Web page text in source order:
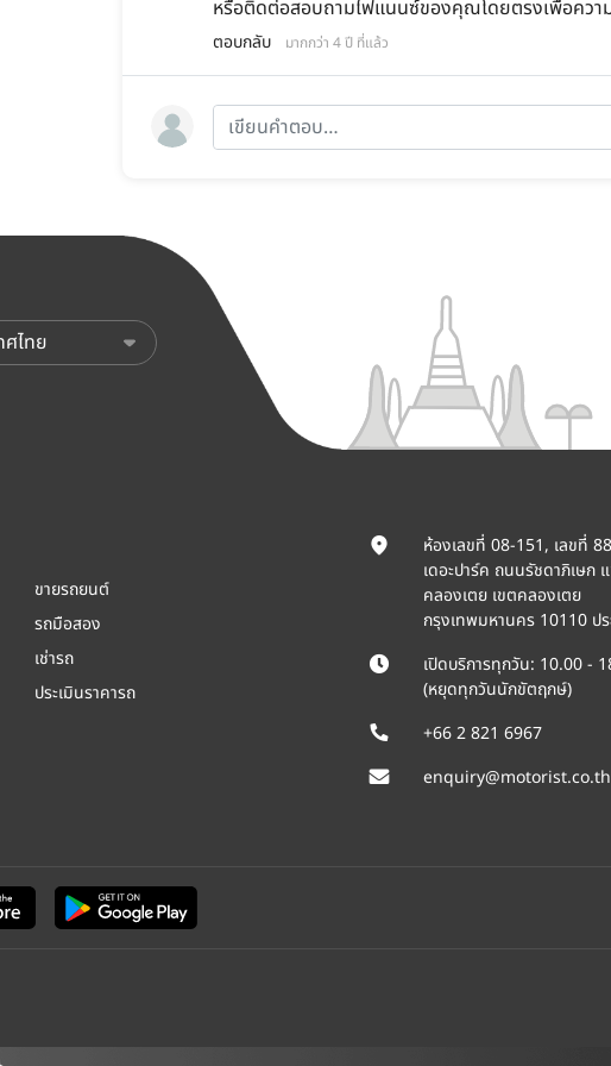
หรือติดต่อสอบถามไฟแนนซ์ของคุณโดยตรงเพื่อควา
ตอบกลับ มากกว่า 4 ปี ที่แล้ว
ขายรถยนต์
รถมือสอง
เช่ารถ
ประเมินราคารถ
ห้องเลขที่ 08-151, เลขที่
เดอะปาร์ค ถนนรัชดาภิเษก
คลองเตย เขตคลองเตย
กรุงเทพมหานคร 10110 ปร
เปิดบริการทุกวัน: 10.00 -
(หยุดทุกวันนักขัตฤกษ์)
+66 2 821 6967
enquiry@motorist.co.th